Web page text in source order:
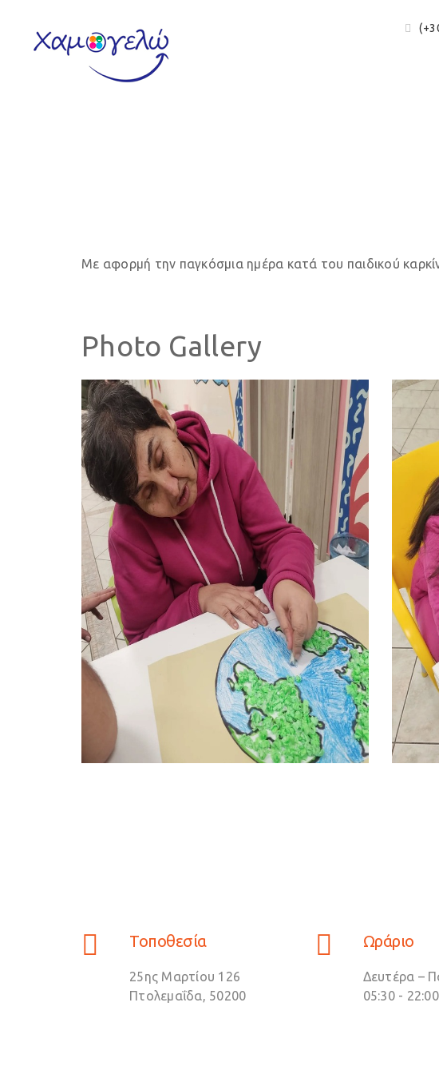
Με αφορμή την παγκόσμια ημέρα κατά του παιδικού
Photo Gallery
Τοποθεσία
25ης Μαρτίου 126
Πτολεμαΐδα, 50200
Ωράριο
Δευτέρα –
05:30 - 22:00